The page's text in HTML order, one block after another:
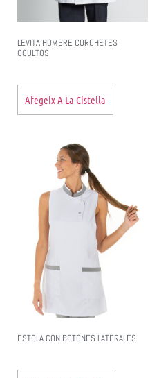
LEVITA HOMBRE CORCHETES
OCULTOS
Afegeix A La Cistella
ESTOLA CON BOTONES LATERALES